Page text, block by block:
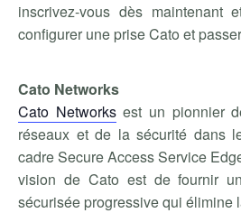
inscrivez-vous dès maintenant
configurer une prise Cato et
Cato Networks
Cato Networksest un pionnier
réseaux et de la sécurité dans
cadre Secure Access Service
vision de Cato est de fournir
sécurisée progressive qui élimine